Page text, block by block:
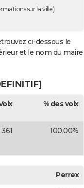
sur la ville)
ci-dessous le
et le nom du maire
% des voix
361 100,00%
Perrex